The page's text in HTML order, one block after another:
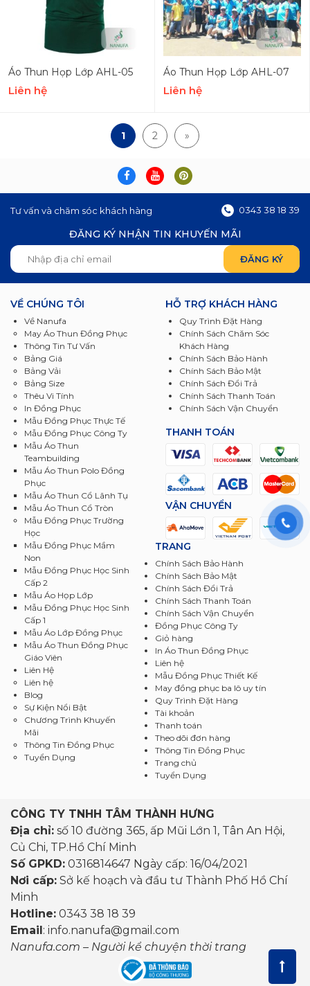
Áo Thun Họp Lớp AHL-05
Liên hệ
Áo Thun Họp Lớp AHL-07
Liên hệ
1 2 »
Tư vấn và chăm sóc khách hàng 0343 38 18 39
ĐĂNG KÝ NHẬN TIN KHUYẾN MÃI
VỀ CHÚNG TÔI
Về Nanufa
May Áo Thun Đồng Phục
Thông Tin Tư Vấn
Bảng Giá
Bảng Vải
Bảng Size
Thêu Vi Tính
In Đồng Phục
Mẫu Đồng Phục Thực Tế
Mẫu Đồng Phục Công Ty
Mẫu Áo Thun
Teambuilding
Mẫu Áo Thun Polo Đồng
Phục
Mẫu Áo Thun Cổ Lãnh Tụ
Mẫu Áo Thun Cổ Tròn
Mẫu Đồng Phục Trường
Học
Mẫu Đồng Phục Mầm
Non
Mẫu Đồng Phục Học Sinh
Cấp 2
Mẫu Áo Họp Lớp
Mẫu Đồng Phục Học Sinh
Cấp 1
Mẫu Áo Lớp Đồng Phục
Mẫu Áo Thun Đồng Phục
Giáo Viên
Liên Hệ
Liên hệ
Blog
Sự Kiện Nổi Bật
Chương Trình Khuyến
Mãi
Thông Tin Đồng Phục
Tuyển Dụng
HỖ TRỢ KHÁCH HÀNG
Quy Trình Đặt Hàng
Chính Sách Chăm Sóc
Khách Hàng
Chính Sách Bảo Hành
Chính Sách Bảo Mật
Chính Sách Đổi Trả
Chính Sách Thanh Toán
Chính Sách Vận Chuyển
THANH TOÁN
VẬN CHUYỂN
TRANG
Chính Sách Bảo Hành
Chính Sách Bảo Mật
Chính Sách Đổi Trả
Chính Sách Thanh Toán
Chính Sách Vận Chuyển
Đồng Phục Công Ty
Giỏ hàng
In Áo Thun Đồng Phục
Liên hệ
Mẫu Đồng Phục Thiết Kế
May đồng phục ba lô uy tín
Quy Trình Đặt Hàng
Tài khoản
Thanh toán
Theo dõi đơn hàng
Thông Tin Đồng Phục
Trang chủ
Tuyển Dụng
CÔNG TY TNHH TÂM THÀNH HƯNG
Địa chỉ: số 10 đường 365, ấp Mũi Lớn 1, Tân An Hội,
Củ Chi, TP.Hồ Chí Minh
Số GPKD: 0316814647 Ngày cấp: 16/04/2021
Nơi cấp: Sở kế hoạch và đầu tư Thành Phố Hồ Chí
Minh
Hotline: 0343 38 18 39
Email: info.nanufa@gmail.com
Nanufa.com – Người kể chuyện thời trang